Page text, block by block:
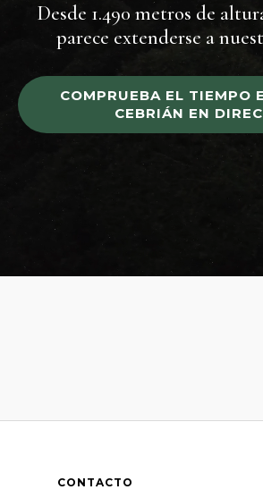
Desde 1.490 metros de
parece extenderse a
COMPRUEBA EL TIEMPO
CEBRIÁN EN
CONTACTO